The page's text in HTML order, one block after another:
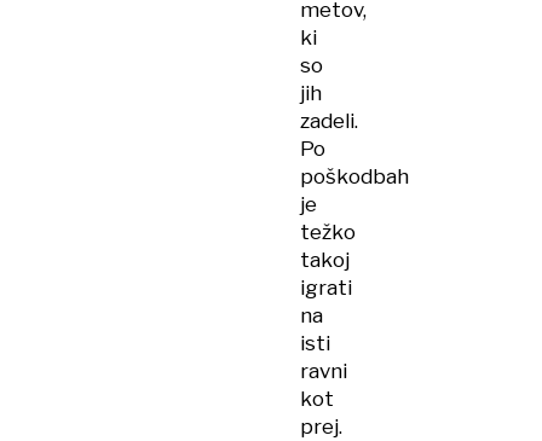
metov,
ki
so
jih
zadeli.
Po
poškodbah
je
težko
takoj
igrati
na
isti
ravni
kot
prej.